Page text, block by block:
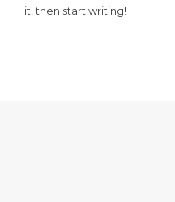
it, then start writing!